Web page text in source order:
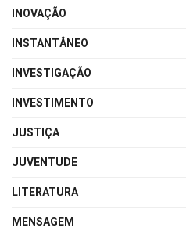
INOVAÇÃO
INSTANTÂNEO
INVESTIGAÇÃO
INVESTIMENTO
JUSTIÇA
JUVENTUDE
LITERATURA
MENSAGEM